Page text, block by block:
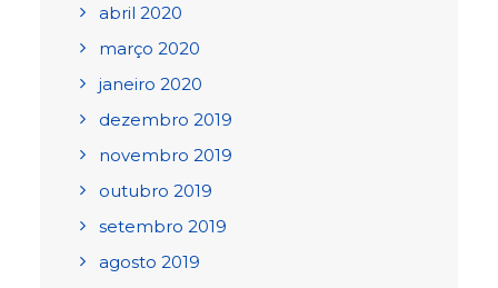
abril 2020
março 2020
janeiro 2020
dezembro 2019
novembro 2019
outubro 2019
setembro 2019
agosto 2019